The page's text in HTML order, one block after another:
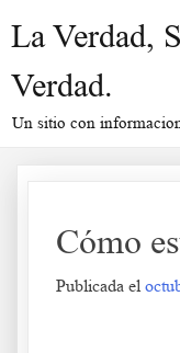
La Verdad,
Verdad.
Un sitio con
Cómo
Publicada el